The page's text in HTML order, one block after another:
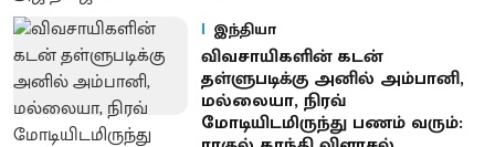
இந்தியா
விவசாயிகளின் கடன்
தள்ளுபடிக்கு அனில் அம்பானி,
மல்லையா, நிரவ்
மோடியிடமிருந்து பணம் வரும்: